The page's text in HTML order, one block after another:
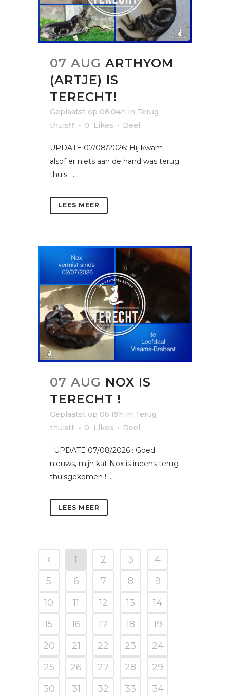
07 AUG ARTHYOM
(ARTJE) IS
TERECHT!
Geplaatst op 08:04h in Terug
thuis!!!!
0 Likes Deel
UPDATE 07/08/2026: Hij kwam
alsof er niets aan de hand was terug
thuis ...
LEES MEER
07 AUG NOX IS
TERECHT !
Geplaatst op 06:19h in Terug
thuis!!!!
0 Likes Deel
UPDATE 07/08/2026 : Goed
nieuws, mijn kat Nox is ineens terug
thuisgekomen ! ...
LEES MEER
1 2 3
4
5
6 7 8
9
10
11 12 13
14
15
16 17 18
19
20
21 22 23
24
25
26 27 28
29
30
31 32 33
34